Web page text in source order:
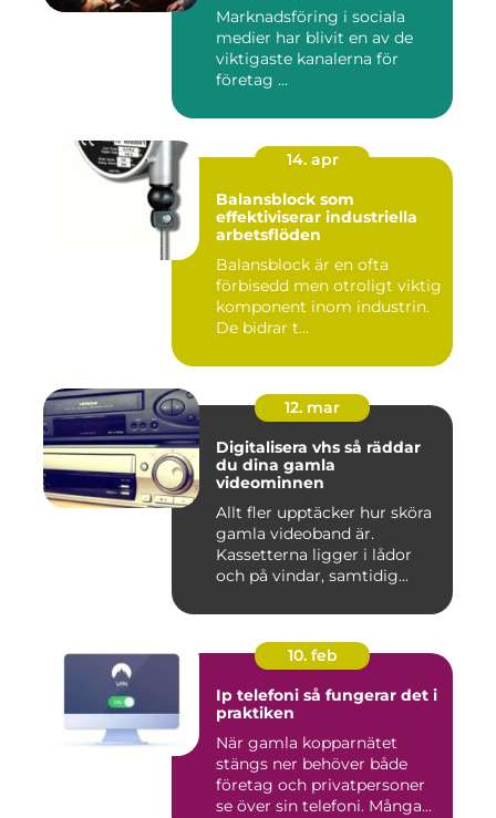
Marknadsföring i sociala
medier har blivit en av de
viktigaste kanalerna för
företag ...
14. apr
Balansblock som
effektiviserar industriella
arbetsflöden
Balansblock är en ofta
förbisedd men otroligt viktig
komponent inom industrin.
De bidrar t...
12. mar
Digitalisera vhs så räddar
du dina gamla
videominnen
Allt fler upptäcker hur sköra
gamla videoband är.
Kassetterna ligger i lådor
och på vindar, samtidig...
10. feb
Ip telefoni så fungerar det i
praktiken
När gamla kopparnätet
stängs ner behöver både
företag och privatpersoner
se över sin telefoni. Många...